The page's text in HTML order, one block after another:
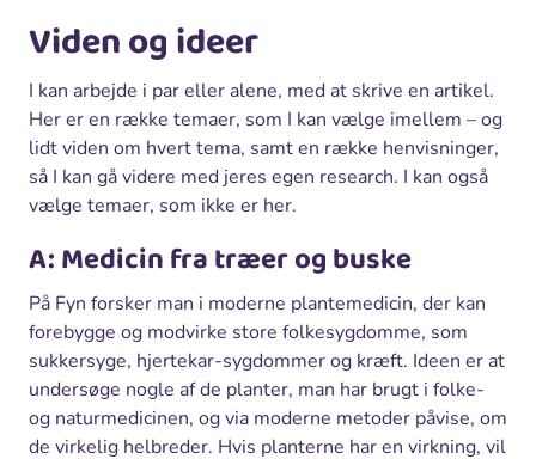
Viden og ideer
I kan arbejde i par eller alene, med at skrive en artikel.
Her er en række temaer, som I kan vælge imellem – og
lidt viden om hvert tema, samt en række henvisninger,
så I kan gå videre med jeres egen research. I kan også
vælge temaer, som ikke er her.
A: Medicin fra træer og buske
På Fyn forsker man i moderne plantemedicin, der kan
forebygge og modvirke store folkesygdomme, som
sukkersyge, hjertekar-sygdommer og kræft. Ideen er at
undersøge nogle af de planter, man har brugt i folke-
og naturmedicinen, og via moderne metoder påvise, om
de virkelig helbreder. Hvis planterne har en virkning, vil